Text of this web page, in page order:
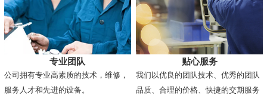
专业团队
公司拥有专业高素质的技术，维修，
服务人才和先进的设备。
贴心服务
我们以优良的团队技术、优秀的团队
品质、合理的价格、快捷的交期服务